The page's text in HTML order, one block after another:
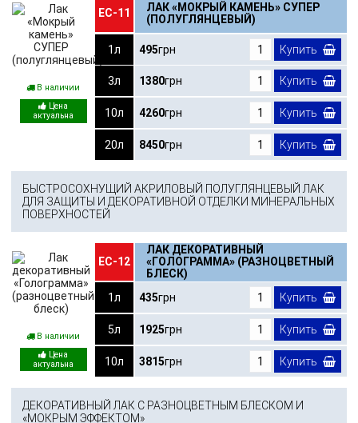
В наличии
ЕС-11
ЛАК «МОКРЫЙ КАМЕНЬ» СУПЕР
(ПОЛУГЛЯНЦЕВЫЙ)
1л 495грн Купить
3л 1380грн Купить
10л 4260грн Купить
20л 8450грн Купить
БЫСТРОСОХНУЩИЙ АКРИЛОВЫЙ ПОЛУГЛЯНЦЕВЫЙ ЛАК
ДЛЯ ЗАЩИТЫ И ДЕКОРАТИВНОЙ ОТДЕЛКИ МИНЕРАЛЬНЫХ
ПОВЕРХНОСТЕЙ
В наличии
ЕС-12
ЛАК ДЕКОРАТИВНЫЙ
«ГОЛОГРАММА» (РАЗНОЦВЕТНЫЙ
БЛЕСК)
1л
435грн Купить
5л 1925грн Купить
10л 3815грн Купить
ДЕКОРАТИВНЫЙ ЛАК С РАЗНОЦВЕТНЫМ БЛЕСКОМ И
«МОКРЫМ ЭФФЕКТОМ»